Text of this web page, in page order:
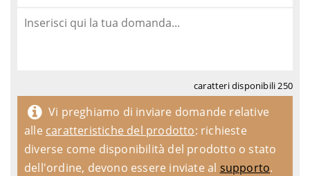
caratteri disponibili250
Vi preghiamo di inviare domande relative
alle caratteristiche del prodotto: richieste
diverse come disponibilità del prodotto o stato
dell'ordine, devono essere inviate al supporto.